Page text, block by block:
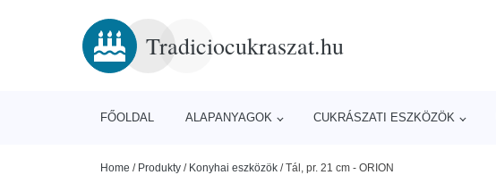
Tradiciocukraszat.hu
FŐOLDAL ALAPANYAGOK CUKRÁSZATI ESZKÖZÖK
Home / Produkty / Konyhai eszközök /Tál, pr. 21 cm - ORION